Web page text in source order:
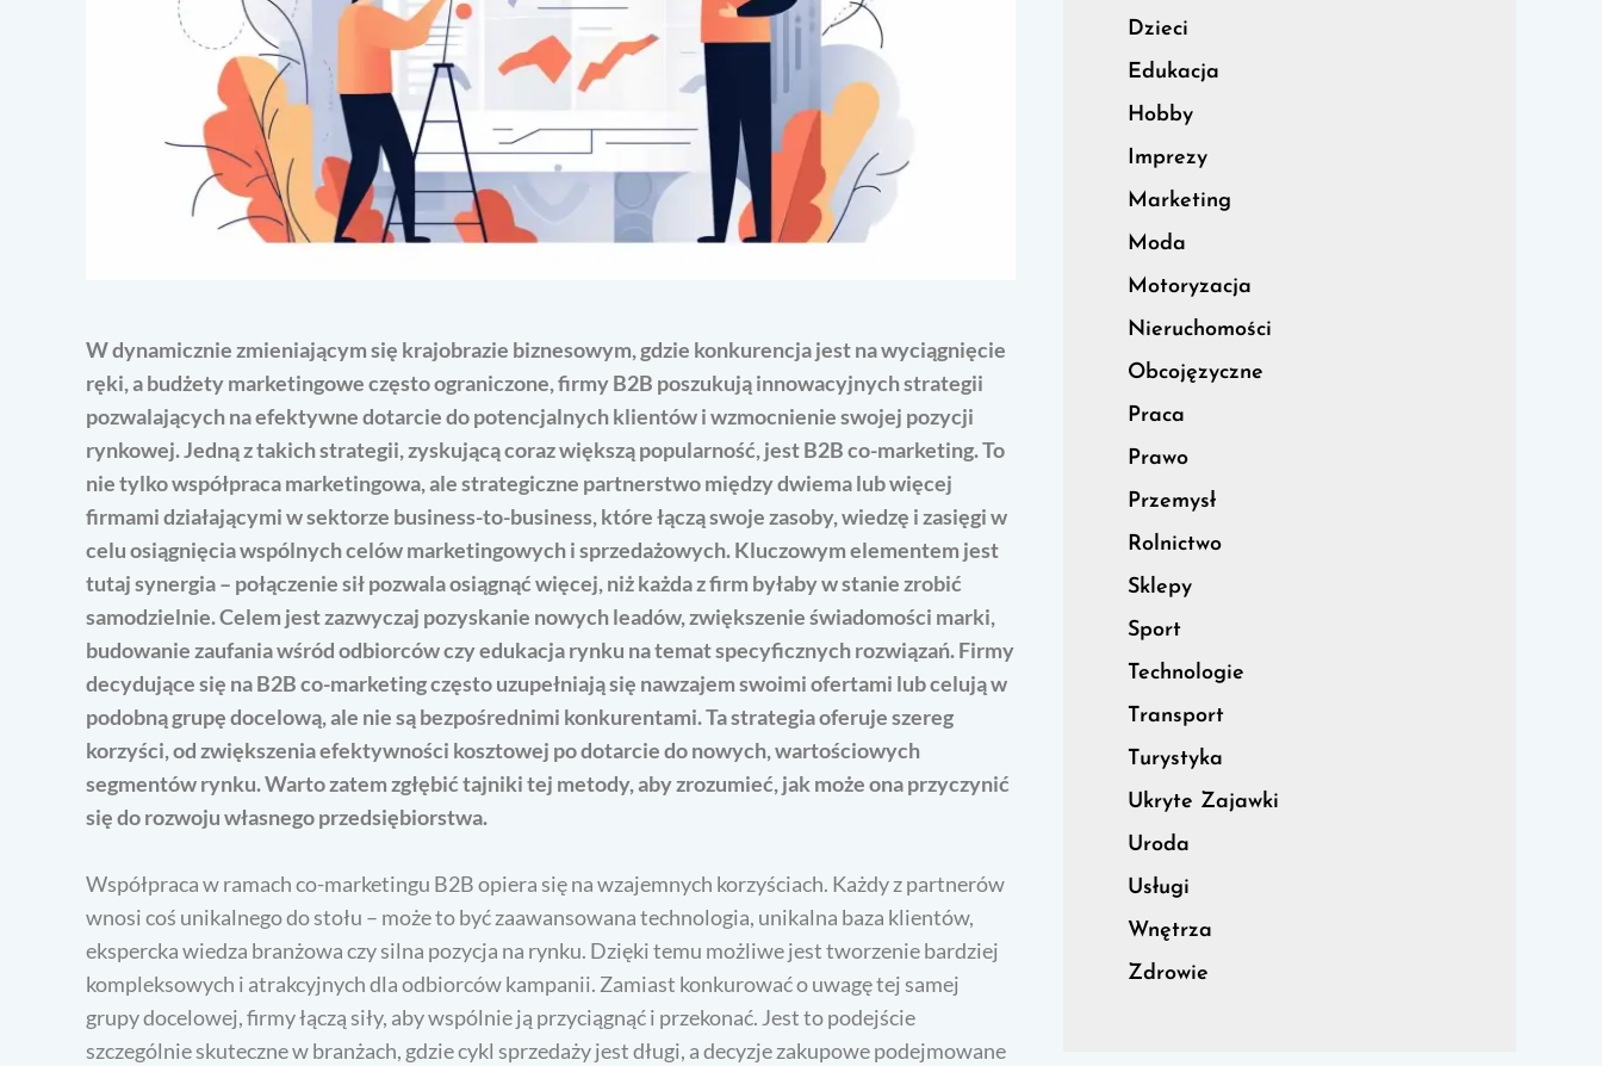
W dynamicznie zmieniającym się krajobrazie biznesowym, gdzie konkurencja jest na wyciągnięcie
ręki, a budżety marketingowe często ograniczone, firmy B2B poszukują innowacyjnych strategii
pozwalających na efektywne dotarcie do potencjalnych klientów i wzmocnienie swojej pozycji
rynkowej. Jedną z takich strategii, zyskującą coraz większą popularność, jest B2B co-marketing. To
nie tylko współpraca marketingowa, ale strategiczne partnerstwo między dwiema lub więcej
firmami działającymi w sektorze business-to-business, które łączą swoje zasoby, wiedzę i zasięgi w
celu osiągnięcia wspólnych celów marketingowych i sprzedażowych. Kluczowym elementem jest
tutaj synergia – połączenie sił pozwala osiągnąć więcej, niż każda z firm byłaby w stanie zrobić
samodzielnie. Celem jest zazwyczaj pozyskanie nowych leadów, zwiększenie świadomości marki,
budowanie zaufania wśród odbiorców czy edukacja rynku na temat specyficznych rozwiązań. Firmy
decydujące się na B2B co-marketing często uzupełniają się nawzajem swoimi ofertami lub celują w
podobną grupę docelową, ale nie są bezpośrednimi konkurentami. Ta strategia oferuje szereg
korzyści, od zwiększenia efektywności kosztowej po dotarcie do nowych, wartościowych
segmentów rynku. Warto zatem zgłębić tajniki tej metody, aby zrozumieć, jak może ona przyczynić
się do rozwoju własnego przedsiębiorstwa.
Współpraca w ramach co-marketingu B2B opiera się na wzajemnych korzyściach. Każdy z partnerów
wnosi coś unikalnego do stołu – może to być zaawansowana technologia, unikalna baza klientów,
ekspercka wiedza branżowa czy silna pozycja na rynku. Dzięki temu możliwe jest tworzenie bardziej
kompleksowych i atrakcyjnych dla odbiorców kampanii. Zamiast konkurować o uwagę tej samej
grupy docelowej, firmy łączą siły, aby wspólnie ją przyciągnąć i przekonać. Jest to podejście
szczególnie skuteczne w branżach, gdzie cykl sprzedaży jest długi, a decyzje zakupowe podejmowane
Dzieci
Edukacja
Hobby
Imprezy
Marketing
Moda
Motoryzacja
Nieruchomości
Obcojęzyczne
Praca
Prawo
Przemysł
Rolnictwo
Sklepy
Sport
Technologie
Transport
Turystyka
Ukryte Zajawki
Uroda
Usługi
Wnętrza
Zdrowie